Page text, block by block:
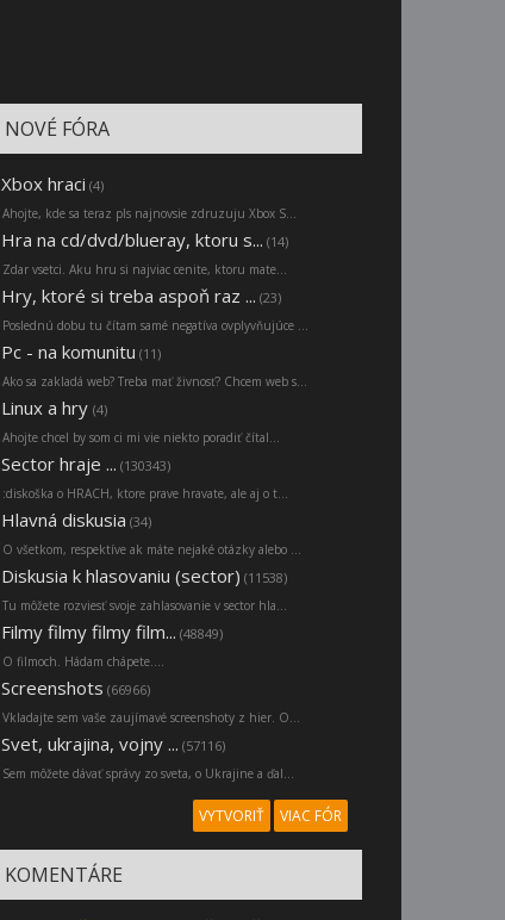
NOVÉ FÓRA
Xbox hraci (4)
Ahojte, kde sa teraz pls najnovsie zdruzuju Xbox S...
Hra na cd/dvd/blueray, ktoru s... (14)
Zdar vsetci. Aku hru si najviac cenite, ktoru mate...
Hry, ktoré si treba aspoň raz ... (23)
Poslednú dobu tu čítam samé negatíva ovplyvňujúce ...
Pc - na komunitu (11)
Ako sa zakladá web? Treba mať živnosť? Chcem web s...
Linux a hry (4)
Ahojte chcel by som ci mi vie niekto poradiť čítal...
Sector hraje ... (130343)
:diskoška o HRACH, ktore prave hravate, ale aj o t...
Hlavná diskusia (34)
O všetkom, respektíve ak máte nejaké otázky alebo ...
Diskusia k hlasovaniu (sector) (11538)
Tu môžete rozviesť svoje zahlasovanie v sector hla...
Filmy filmy filmy film... (48849)
O filmoch. Hádam chápete....
Screenshots (66966)
Vkladajte sem vaše zaujímavé screenshoty z hier. O...
Svet, ukrajina, vojny ... (57116)
Sem môžete dávať správy zo sveta, o Ukrajine a ďal...
VYTVORIŤ VIAC FÓR
KOMENTÁRE